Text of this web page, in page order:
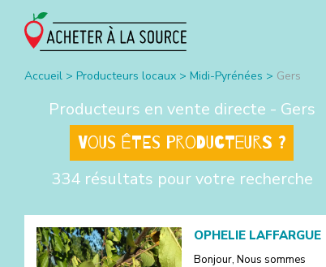
Accueil > Producteurs locaux > Midi-Pyrénées > Gers
Producteurs en vente directe - Gers
Vous êtes producteurs ?
334 résultats pour votre recherche
OPHELIE LAFFARGUE
Bonjour, Nous sommes